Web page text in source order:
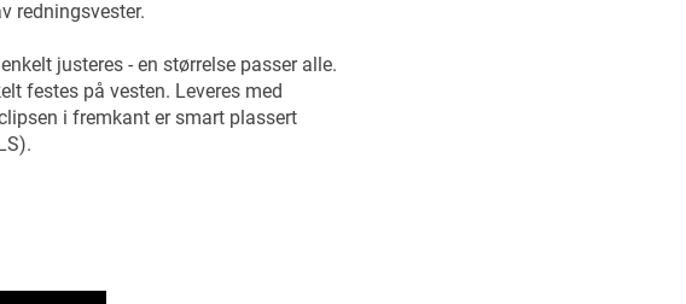
redningsvester.
justeres - en størrelse passer alle.
festes på vesten. Leveres med
i fremkant er smart plassert